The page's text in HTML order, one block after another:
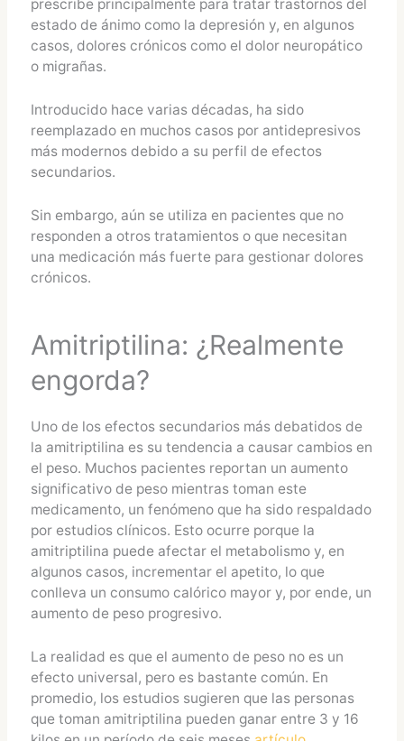
prescribe principalmente para tratar trastornos del
estado de ánimo como la depresión y, en algunos
casos, dolores crónicos como el dolor neuropático
o migrañas.
Introducido hace varias décadas, ha sido
reemplazado en muchos casos por antidepresivos
más modernos debido a su perfil de efectos
secundarios.
Sin embargo, aún se utiliza en pacientes que no
responden a otros tratamientos o que necesitan
una medicación más fuerte para gestionar dolores
crónicos.
Amitriptilina: ¿Realmente
engorda?
Uno de los efectos secundarios más debatidos de
la amitriptilina es su tendencia a causar cambios en
el peso. Muchos pacientes reportan un aumento
significativo de peso mientras toman este
medicamento, un fenómeno que ha sido respaldado
por estudios clínicos. Esto ocurre porque la
amitriptilina puede afectar el metabolismo y, en
algunos casos, incrementar el apetito, lo que
conlleva un consumo calórico mayor y, por ende, un
aumento de peso progresivo.
La realidad es que el aumento de peso no es un
efecto universal, pero es bastante común. En
promedio, los estudios sugieren que las personas
que toman amitriptilina pueden ganar entre 3 y 16